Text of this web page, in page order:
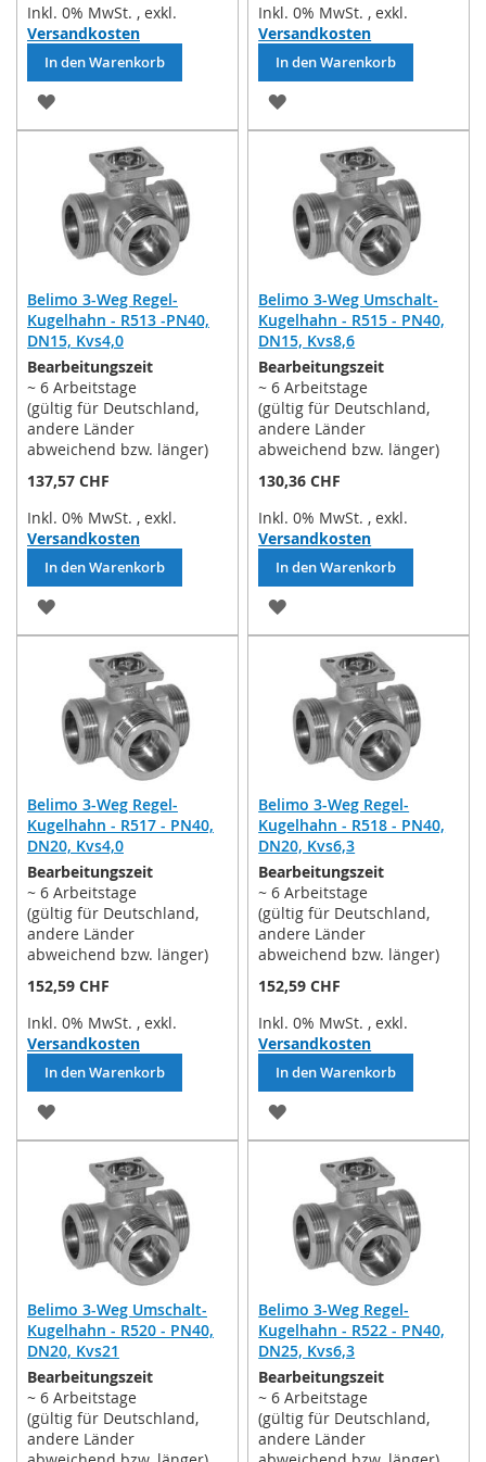
Inkl. 0% MwSt. , exkl.
Versandkosten
In den Warenkorb
ZUR
WUNSCHLISTE
HINZUFÜGEN
Inkl. 0% MwSt. , exkl.
Versandkosten
In den Warenkorb
ZUR
WUNSCHLISTE
HINZUFÜGEN
Belimo 3-Weg Regel-
Kugelhahn - R513 -PN40,
DN15, Kvs4,0
Bearbeitungszeit
~ 6 Arbeitstage
(gültig für Deutschland,
andere Länder
abweichend bzw. länger)
137,57 CHF
Inkl. 0% MwSt. , exkl.
Versandkosten
In den Warenkorb
ZUR
WUNSCHLISTE
HINZUFÜGEN
Belimo 3-Weg Umschalt-
Kugelhahn - R515 - PN40,
DN15, Kvs8,6
Bearbeitungszeit
~ 6 Arbeitstage
(gültig für Deutschland,
andere Länder
abweichend bzw. länger)
130,36 CHF
Inkl. 0% MwSt. , exkl.
Versandkosten
In den Warenkorb
ZUR
WUNSCHLISTE
HINZUFÜGEN
Belimo 3-Weg Regel-
Kugelhahn - R517 - PN40,
DN20, Kvs4,0
Bearbeitungszeit
~ 6 Arbeitstage
(gültig für Deutschland,
andere Länder
abweichend bzw. länger)
152,59 CHF
Inkl. 0% MwSt. , exkl.
Versandkosten
In den Warenkorb
ZUR
WUNSCHLISTE
HINZUFÜGEN
Belimo 3-Weg Regel-
Kugelhahn - R518 - PN40,
DN20, Kvs6,3
Bearbeitungszeit
~ 6 Arbeitstage
(gültig für Deutschland,
andere Länder
abweichend bzw. länger)
152,59 CHF
Inkl. 0% MwSt. , exkl.
Versandkosten
In den Warenkorb
ZUR
WUNSCHLISTE
HINZUFÜGEN
Belimo 3-Weg Umschalt-
Kugelhahn - R520 - PN40,
DN20, Kvs21
Bearbeitungszeit
~ 6 Arbeitstage
(gültig für Deutschland,
andere Länder
Belimo 3-Weg Regel-
Kugelhahn - R522 - PN40,
DN25, Kvs6,3
Bearbeitungszeit
~ 6 Arbeitstage
(gültig für Deutschland,
andere Länder